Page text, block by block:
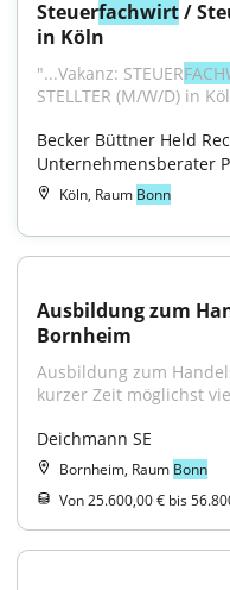
Steuerfachwirt /
in Köln
"...Vakanz: STEUER­
STELLTER (M/W/D) in
Becker Büttner Held
Unternehmensberater
Köln, Raum Bonn
Ausbildung zum
Bornheim
Ausbildung zum
kurzer Zeit möglichst
Deichmann SE
Bornheim, Raum Bonn
Von 25.600,00 € bis